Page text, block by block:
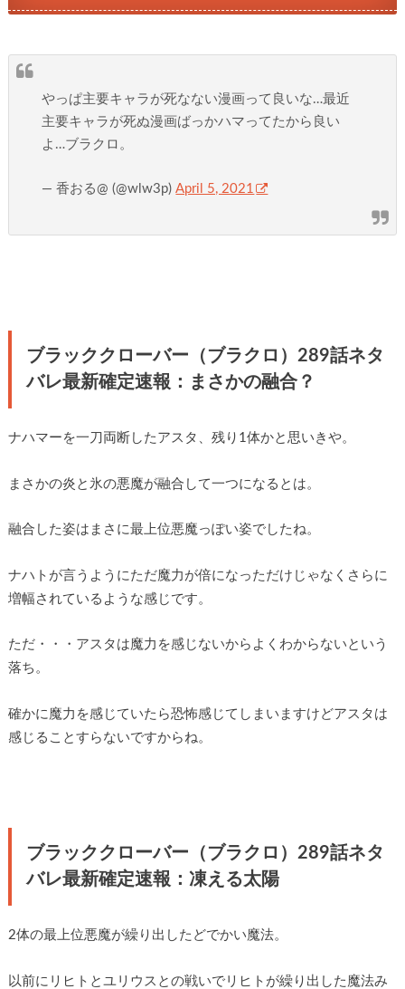
やっぱ主要キャラが死なない漫画って良いな…最近
主要キャラが死ぬ漫画ばっかハマってたから良い
よ…ブラクロ。
— 香おる@ (@wlw3p)April 5, 2021
ブラッククローバー（ブラクロ）289話ネタ
バレ最新確定速報：まさかの融合？
ナハマーを一刀両断したアスタ、残り1体かと思いきや。
まさかの炎と氷の悪魔が融合して一つになるとは。
融合した姿はまさに最上位悪魔っぽい姿でしたね。
ナハトが言うようにただ魔力が倍になっただけじゃなくさらに
増幅されているような感じです。
ただ・・・アスタは魔力を感じないからよくわからないという
落ち。
確かに魔力を感じていたら恐怖感じてしまいますけどアスタは
感じることすらないですからね。
ブラッククローバー（ブラクロ）289話ネタ
バレ最新確定速報：凍える太陽
2体の最上位悪魔が繰り出したどでかい魔法。
以前にリヒトとユリウスとの戦いでリヒトが繰り出した魔法み